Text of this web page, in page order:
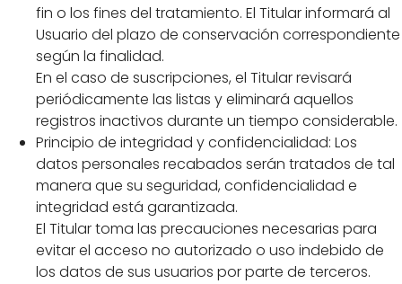
fin o los fines del tratamiento. El Titular informará al
Usuario del plazo de conservación correspondiente
según la finalidad.
En el caso de suscripciones, el Titular revisará
periódicamente las listas y eliminará aquellos
registros inactivos durante un tiempo considerable.
Principio de integridad y confidencialidad: Los
datos personales recabados serán tratados de tal
manera que su seguridad, confidencialidad e
integridad está garantizada.
El Titular toma las precauciones necesarias para
evitar el acceso no autorizado o uso indebido de
los datos de sus usuarios por parte de terceros.